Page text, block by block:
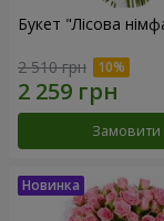
Букет "Лісова
2 510 грн
Замовити